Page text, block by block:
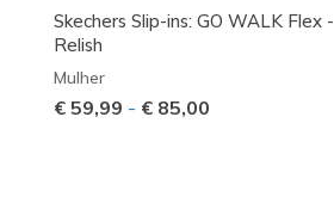
Skechers Slip-ins: GO WALK Flex -
Relish
Mulher
€ 59,99 - € 85,00